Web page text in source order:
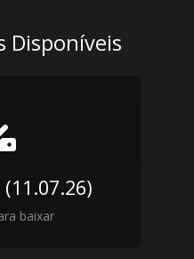
Disponíveis
baixar